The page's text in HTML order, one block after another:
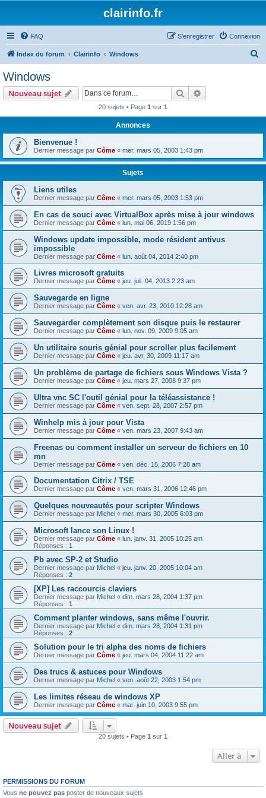
clairinfo.fr
FAQ Connexion
S’enregistrer
Index du forum Clairinfo Windows
e
r
Windows
Nouveau sujet Rechercher
20 sujets • Page 1 sur 1
Annonces
Bienvenue !
Dernier message par Côme « mer. mars 05, 2003 1:43 pm
Sujets
Liens utiles
Dernier message par Côme « mer. mars 05, 2003 1:53 pm
En cas de souci avec VirtualBox après mise à jour windows
Dernier message par Côme « lun. mai 06, 2019 1:56 pm
Windows update impossible, mode résident antivus
impossible
Dernier message par Côme « lun. août 04, 2014 2:40 pm
Livres microsoft gratuits
Dernier message par Côme « jeu. juil. 04, 2013 2:23 am
Sauvegarde en ligne
Dernier message par Côme « ven. avr. 23, 2010 12:28 am
Sauvegarder complètement son disque puis le restaurer
Dernier message par Côme « lun. nov. 09, 2009 9:05 am
Un utilitaire souris génial pour scroller plus facilement
Dernier message par Côme « jeu. avr. 30, 2009 11:17 am
Un problème de partage de fichiers sous Windows Vista ?
Dernier message par Côme « jeu. mars 27, 2008 9:37 pm
Ultra vnc SC l'outil génial pour la téléassistance !
Dernier message par Côme « ven. sept. 28, 2007 2:57 pm
Winhelp mis à jour pour Vista
Dernier message par Côme « ven. mars 23, 2007 9:43 am
Freenas ou comment installer un serveur de fichiers en 10
mn
Dernier message par Côme « ven. déc. 15, 2006 7:28 am
Documentation Citrix / TSE
Dernier message par Côme « ven. mars 31, 2006 12:46 pm
Quelques nouveautés pour scripter Windows
Dernier message par Michel « mer. mars 30, 2005 6:03 pm
Microsoft lance son Linux !
Dernier message par Côme « lun. janv. 31, 2005 10:25 am
Réponses : 1
Pb avec SP-2 et Studio
Dernier message par Michel « jeu. janv. 20, 2005 10:04 am
Réponses : 2
[XP] Les raccourcis claviers
Dernier message par Michel « dim. mars 28, 2004 1:37 pm
Réponses : 1
Comment planter windows, sans même l'ouvrir.
Dernier message par Michel « dim. mars 28, 2004 1:31 pm
Réponses : 2
Solution pour le tri alpha des noms de fichiers
Dernier message par Côme « jeu. mars 04, 2004 11:22 am
Des trucs & astuces pour Windows
Dernier message par Michel « ven. août 22, 2003 1:54 pm
Les limites réseau de windows XP
Dernier message par Côme « mar. juin 10, 2003 9:55 pm
Nouveau sujet
20 sujets • Page 1 sur 1
Aller à
PERMISSIONS DU FORUM
Vous ne pouvez pas poster de nouveaux sujets